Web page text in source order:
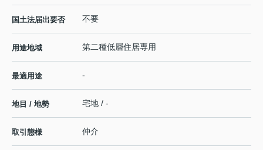
国土法届出要否 不要
用途地域 第二種低層住居専用
最適用途 -
地目 / 地勢 宅地 / -
取引態様 仲介